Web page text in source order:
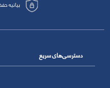
بیانیه
دسترسی‌های سریع